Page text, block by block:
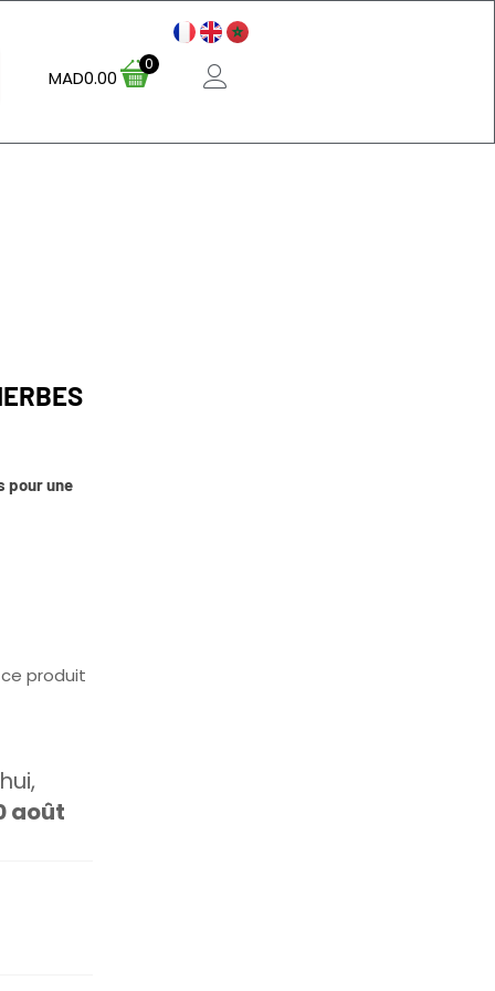
MAD0.00
0
pour une
produit
août